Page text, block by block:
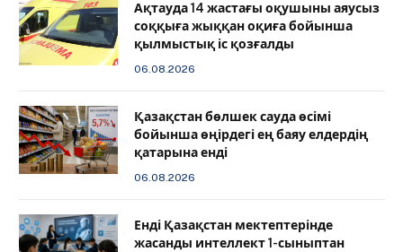
Ақтауда 14 жастағы оқушыны аяусыз
соққыға жыққан оқиға бойынша
қылмыстық іс қозғалды
06.08.2026
Қазақстан бөлшек сауда өсімі
бойынша өңірдегі ең баяу елдердің
қатарына енді
06.08.2026
️Енді Қазақстан мектептерінде
жасанды интеллект 1-сыныптан